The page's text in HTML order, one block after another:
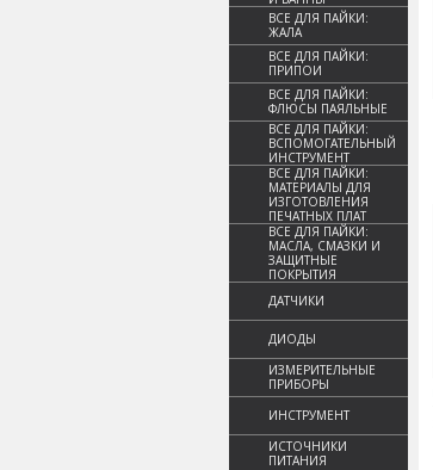
ВСЕ ДЛЯ ПАЙКИ:
ЖАЛА
ВСЕ ДЛЯ ПАЙКИ:
ПРИПОИ
ВСЕ ДЛЯ ПАЙКИ:
ФЛЮСЫ ПАЯЛЬНЫЕ
ВСЕ ДЛЯ ПАЙКИ:
ВСПОМОГАТЕЛЬНЫЙ
ИНСТРУМЕНТ
ВСЕ ДЛЯ ПАЙКИ:
МАТЕРИАЛЫ ДЛЯ
ИЗГОТОВЛЕНИЯ
ПЕЧАТНЫХ ПЛАТ
ВСЕ ДЛЯ ПАЙКИ:
МАСЛА, СМАЗКИ И
ЗАЩИТНЫЕ
ПОКРЫТИЯ
ДАТЧИКИ
ДИОДЫ
ИЗМЕРИТЕЛЬНЫЕ
ПРИБОРЫ
ИНСТРУМЕНТ
ИСТОЧНИКИ
ПИТАНИЯ